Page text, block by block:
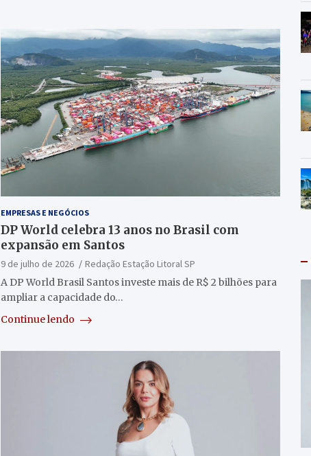
EMPRESAS E NEGÓCIOS
DP World celebra 13 anos no Brasil com
expansão em Santos
9 de julho de 2026
Redação Estação Litoral SP
A DP World Brasil Santos investe mais de R$ 2 bilhões para
ampliar a capacidade do…
Continue lendo